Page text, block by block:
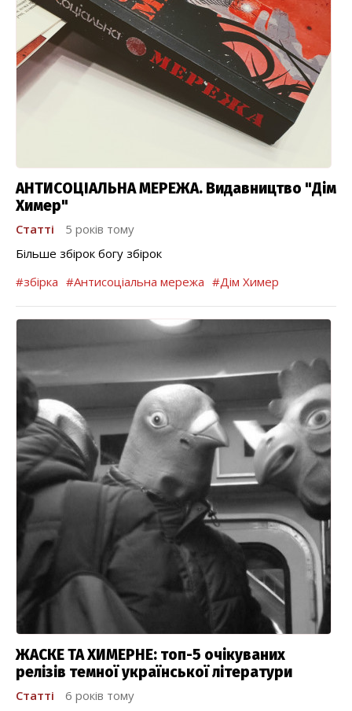
АНТИСОЦІАЛЬНА МЕРЕЖА. Видавництво "Дім
Химер"
Статті
5 років тому
Більше збірок богу збірок
#збірка #Антисоціальна мережа #Дім Химер
ЖАСКЕ ТА ХИМЕРНЕ: топ-5 очікуваних
релізів темної української літератури
Статті
6 років тому